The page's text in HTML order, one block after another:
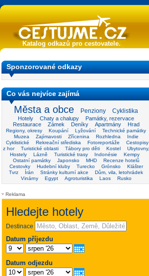
Katalog odkazů pro cestovatele.
Sponzorované odkazy
Co vás nejvíce zajímá
Města a obce Penziony Cyklistika
Hotely Chaty a chalupy
Památky, rezervace
Restaurace
Zámek Deníky Apartmány Hrad
Regiony, okresy Koupání Lyžování
Technické památky
Muzea
Zajímavosti Zřícenina Rozhledna
Indie
Cyklistické
Rekreační střediska Fotoreportáže
Cestopisy
z hor
Turistické oblasti Tábory pro děti Kostel
Ubytovny,
Hostely
Lázně Turistické trasy Indonésie
Kempy
Ostatní památky
Japonsko MHD
Recenze hotelů
Cestovky
Hudební kluby Turecko Grónsko
Klášter
Tvrz
Írán Stránky kulturní akce
Dům, vila, letohrádek
Vinárny
Egypt Agroturistika Laos Rusko
Reklama